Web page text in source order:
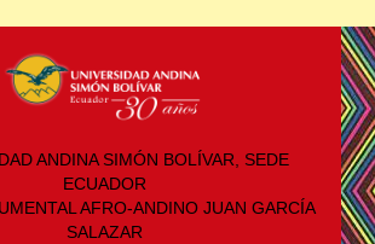
ANDINA SIMÓN BOLÍVAR, SEDE
ECUADOR
AFRO-ANDINO JUAN GARCÍA
SALAZAR